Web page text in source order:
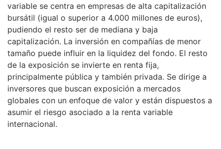
variable se centra en empresas de alta capitalización
bursátil (igual o superior a 4.000 millones de euros),
pudiendo el resto ser de mediana y baja
capitalización. La inversión en compañías de menor
tamaño puede influir en la liquidez del fondo. El resto
de la exposición se invierte en renta fija,
principalmente pública y también privada. Se dirige a
inversores que buscan exposición a mercados
globales con un enfoque de valor y están dispuestos a
asumir el riesgo asociado a la renta variable
internacional.